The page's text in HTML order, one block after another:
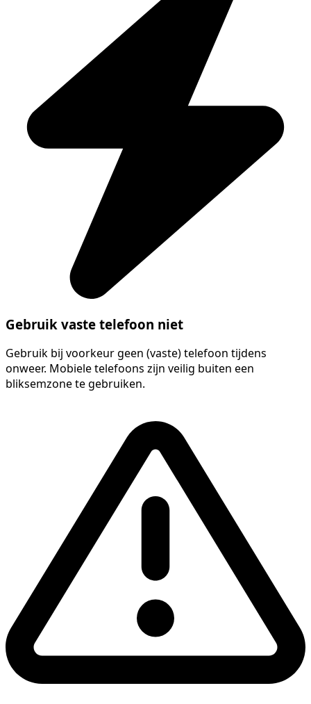
Gebruik vaste telefoon niet
Gebruik bij voorkeur geen (vaste) telefoon tijdens
onweer. Mobiele telefoons zijn veilig buiten een
bliksemzone te gebruiken.